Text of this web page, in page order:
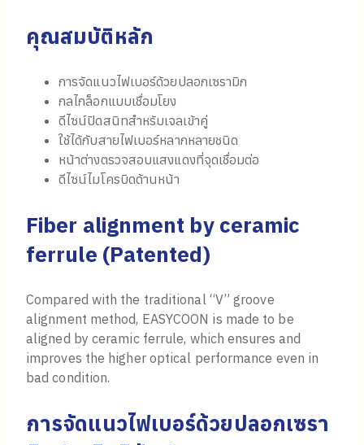
คุณสมบัติหลัก
การจัดแนวไฟเบอร์ด้วยปลอกเซรามิก
กลไกล็อกแบบเชื่อมโยง
ดีไซน์ปิดสนิทสำหรับเจลเข้าคู่
ใช้ได้กับสายไฟเบอร์หลากหลายชนิด
หน้าต่างตรวจสอบแสงแดงที่จุดเชื่อมต่อ
ดีไซน์ไมโครบิดด้านหน้า
Fiber alignment by ceramic
ferrule (Patented)
Compared with the traditional “V” groove
alignment method, EASYCOON is made to be
aligned by ceramic ferrule, which ensures and
improves the higher optical performance even in
bad condition.
การจัดแนวไฟเบอร์ด้วยปลอกเซรา